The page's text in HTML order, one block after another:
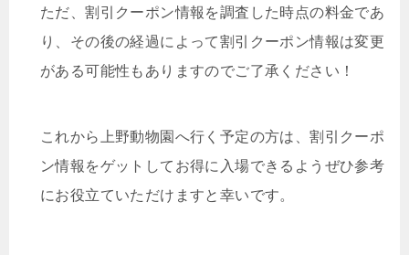
ただ、割引クーポン情報を調査した時点の料金であ
り、その後の経過によって割引クーポン情報は変更
がある可能性もありますのでご了承ください！
これから上野動物園へ行く予定の方は、割引クーポ
ン情報をゲットしてお得に入場できるようぜひ参考
にお役立ていただけますと幸いです。